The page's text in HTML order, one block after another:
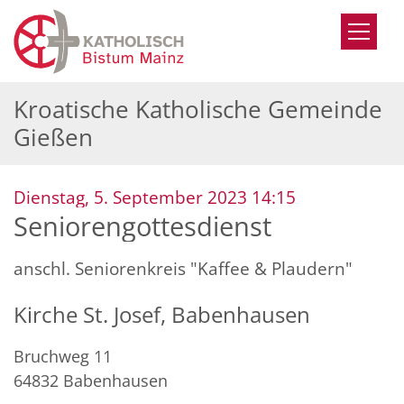
Zum Inhalt springen
Kroatische Katholische Gemeinde
Gießen
Dienstag, 5. September 2023 14:15
Seniorengottesdienst
anschl. Seniorenkreis "Kaffee & Plaudern"
Kirche St. Josef, Babenhausen
Bruchweg 11
64832 Babenhausen